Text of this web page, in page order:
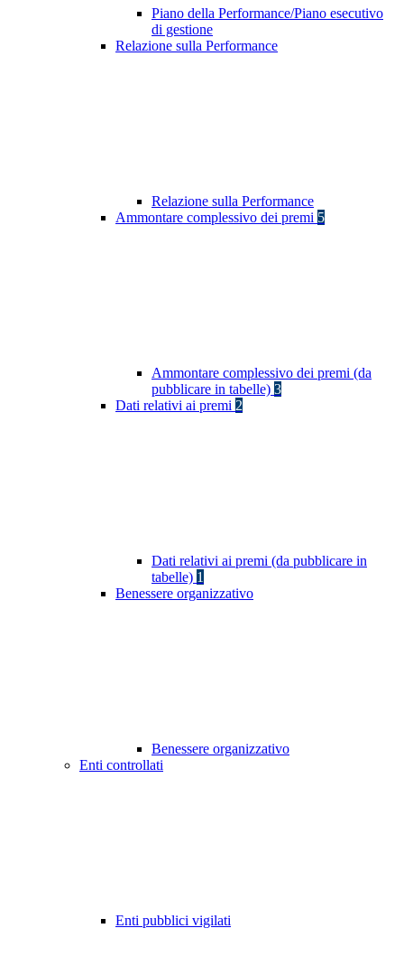
Piano della Performance/Piano esecutivo
di gestione
Relazione sulla Performance
Relazione sulla Performance
Ammontare complessivo dei premi 5
Ammontare complessivo dei premi (da
pubblicare in tabelle) 3
Dati relativi ai premi 2
Dati relativi ai premi (da pubblicare in
tabelle) 1
Benessere organizzativo
Benessere organizzativo
Enti controllati
Enti pubblici vigilati